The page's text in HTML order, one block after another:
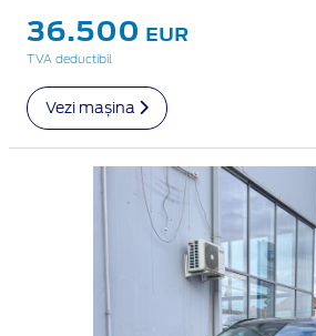
36.500 EUR
TVA deductibil
Vezi mașina